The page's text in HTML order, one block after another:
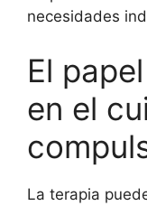
necesidades
El
en el
La terapia